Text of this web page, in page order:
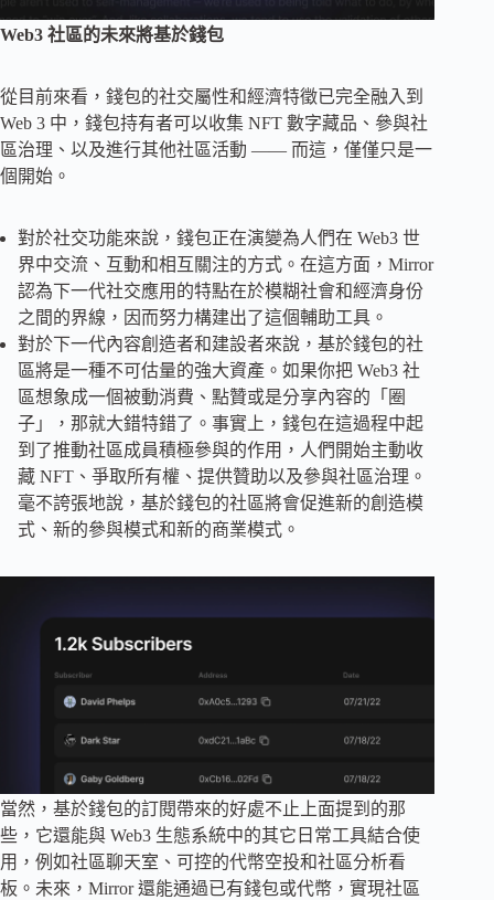
Web3 社區的未來將基於錢包
從目前來看，錢包的社交屬性和經濟特徵已完全融入到
Web 3 中，錢包持有者可以收集 NFT 數字藏品、參與社
區治理、以及進行其他社區活動 —— 而這，僅僅只是一
個開始。
對於社交功能來說，錢包正在演變為人們在 Web3 世
界中交流、互動和相互關注的方式。在這方面，Mirror
認為下一代社交應用的特點在於模糊社會和經濟身份
之間的界線，因而努力構建出了這個輔助工具。
對於下一代內容創造者和建設者來說，基於錢包的社
區將是一種不可估量的強大資產。如果你把 Web3 社
區想象成一個被動消費、點贊或是分享內容的「圈
子」，那就大錯特錯了。事實上，錢包在這過程中起
到了推動社區成員積極參與的作用，人們開始主動收
藏 NFT、爭取所有權、提供贊助以及參與社區治理。
毫不誇張地說，基於錢包的社區將會促進新的創造模
式、新的參與模式和新的商業模式。
當然，基於錢包的訂閱帶來的好處不止上面提到的那
些，它還能與 Web3 生態系統中的其它日常工具結合使
用，例如社區聊天室、可控的代幣空投和社區分析看
板。未來，Mirror 還能通過已有錢包或代幣，實現社區